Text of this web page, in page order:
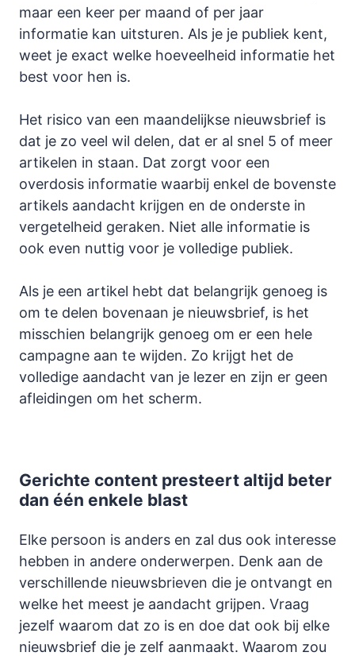
maar een keer per maand of per jaar
informatie kan uitsturen. Als je je publiek kent,
weet je exact welke hoeveelheid informatie het
best voor hen is.
Het risico van een maandelijkse nieuwsbrief is
dat je zo veel wil delen, dat er al snel 5 of meer
artikelen in staan. Dat zorgt voor een
overdosis informatie waarbij enkel de bovenste
artikels aandacht krijgen en de onderste in
vergetelheid geraken. Niet alle informatie is
ook even nuttig voor je volledige publiek.
Als je een artikel hebt dat belangrijk genoeg is
om te delen bovenaan je nieuwsbrief, is het
misschien belangrijk genoeg om er een hele
campagne aan te wijden. Zo krijgt het de
volledige aandacht van je lezer en zijn er geen
afleidingen om het scherm.
Gerichte content presteert altijd beter
dan één enkele blast
Elke persoon is anders en zal dus ook interesse
hebben in andere onderwerpen. Denk aan de
verschillende nieuwsbrieven die je ontvangt en
welke het meest je aandacht grijpen. Vraag
jezelf waarom dat zo is en doe dat ook bij elke
nieuwsbrief die je zelf aanmaakt. Waarom zou